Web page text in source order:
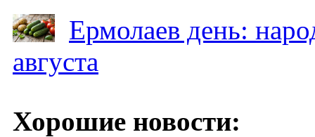
Ермолаев день:
августа
Хорошие новости: